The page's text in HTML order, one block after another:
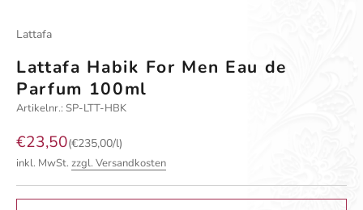
Lattafa
Lattafa Habik For Men Eau de
Parfum 100ml
Artikelnr.: SP-LTT-HBK
Angebot
€23,50(€235,00/l)
inkl. MwSt. zzgl. Versandkosten